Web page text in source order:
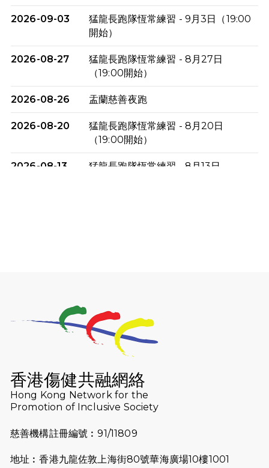
2026-09-03
猛龍長跑隊恆常練習 - 9月3日（19:00
開始）
2026-08-27
猛龍長跑隊恆常練習 - 8月27日
（19:00開始）
2026-08-26 盂蘭慈善夜跑
2026-08-20
猛龍長跑隊恆常練習 - 8月20日
（19:00開始）
2026-08-13
猛龍長跑隊恆常練習 - 8月13日
2026-07-23
猛龍長跑隊恆常練習 - 7月23日
（19:00開始）
猛龍長跑隊恆常練習 - 7月16日
2026-07-10
【猛龍戈壁118公里分享暨香港傷健共
融網絡15周年晚宴】
2026-07-09
猛龍長跑隊恆常練習 - 7月9日（19:00
香港傷健共融網絡
Hong Kong Network for the
Promotion of Inclusive Society
慈善機構註冊編號︰91/11809
地址︰香港九龍佐敦上海街80號華海廣場10樓1001